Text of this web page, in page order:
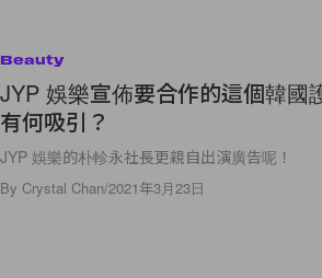
Beauty
JYP 娛樂宣佈要合作的這個韓國
有何吸引？
JYP 娛樂的朴軫永社長更親自出演廣告呢！
By Crystal Chan/2021年3月23日